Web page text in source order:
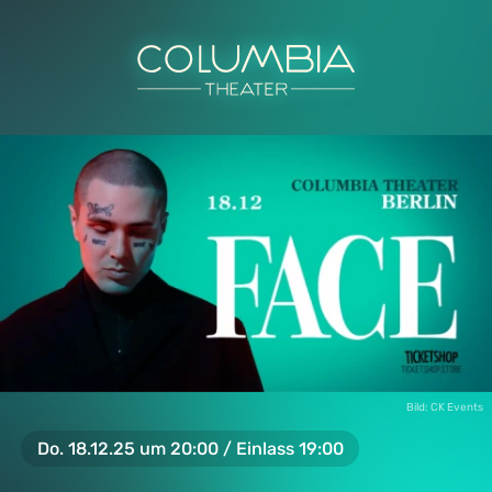
Do. 18.12.25 um 20:00 / Einlass 19:00
Bild: CK Events